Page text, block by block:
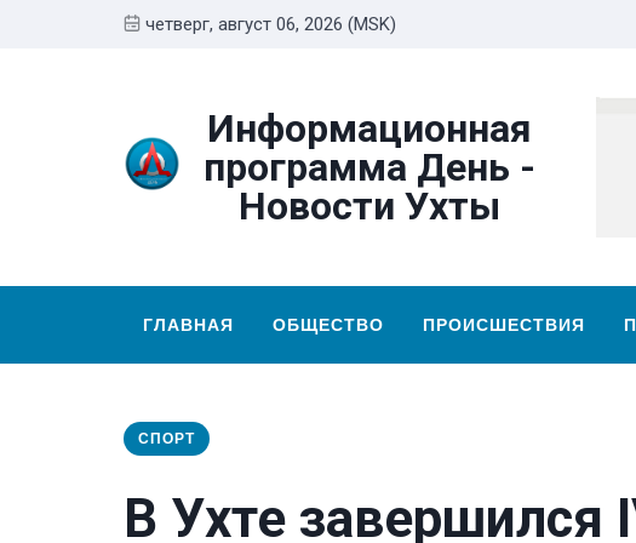
четверг, август 06, 2026 (MSK)
Информационная
программа День -
Новости Ухты
ГЛАВНАЯ ОБЩЕСТВО ПРОИСШЕСТВИЯ
СПОРТ
В Ухте завершился